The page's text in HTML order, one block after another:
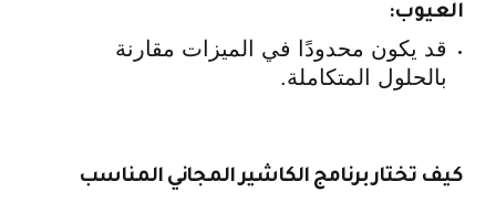
العيوب:
قد يكون محدودًا في الميزات مقارنة
بالحلول المتكاملة.
كيف تختار برنامج الكاشير المجاني المناسب